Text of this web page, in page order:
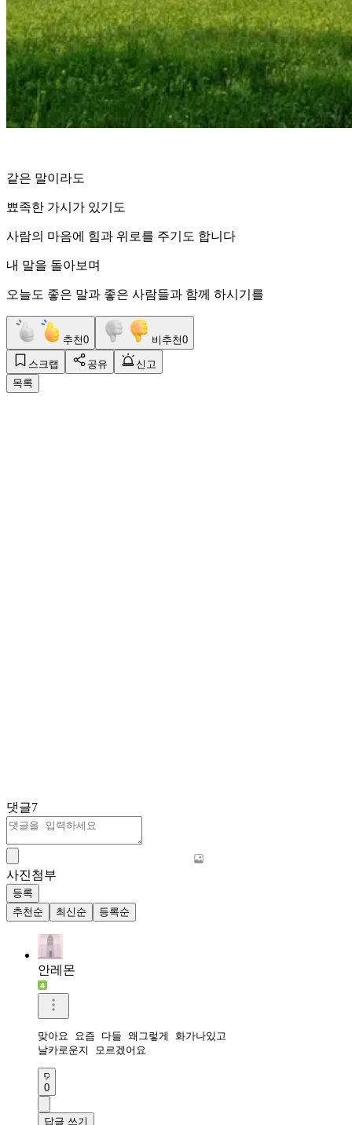
같은 말이라도
뾰족한 가시가 있기도
사람의 마음에 힘과 위로를 주기도 합니다
내 말을 돌아보며
오늘도 좋은 말과 좋은 사람들과 함께 하시기를
추천0 비추천0
스크랩 공유
신고
목록
댓글7
사진첨부
등록
추천순
최신순 등록순
안레몬
맞아요 요즘 다들 왜그렇게 화가나있고
날카로운지 모르겠어요
0
답글 쓰기